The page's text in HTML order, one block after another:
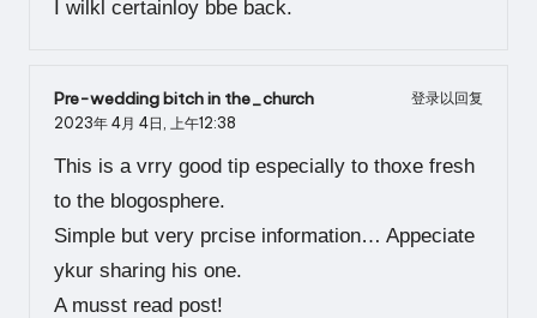
I wilkl certainloy bbe back.
Pre-wedding bitch in the_church
登录以回复
2023年 4月 4日,
上午12:38
This is a vrry good tip especially to thoxe fresh
to the blogosphere.
Simple but very prcise information… Appeciate
ykur sharing his one.
A musst read post!